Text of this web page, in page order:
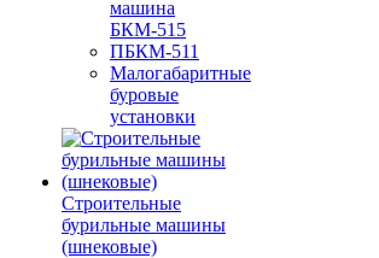
машина
БКМ-515
ПБКМ-511
Малогабаритные
буровые
установки
Строительные
бурильные машины
(шнековые)